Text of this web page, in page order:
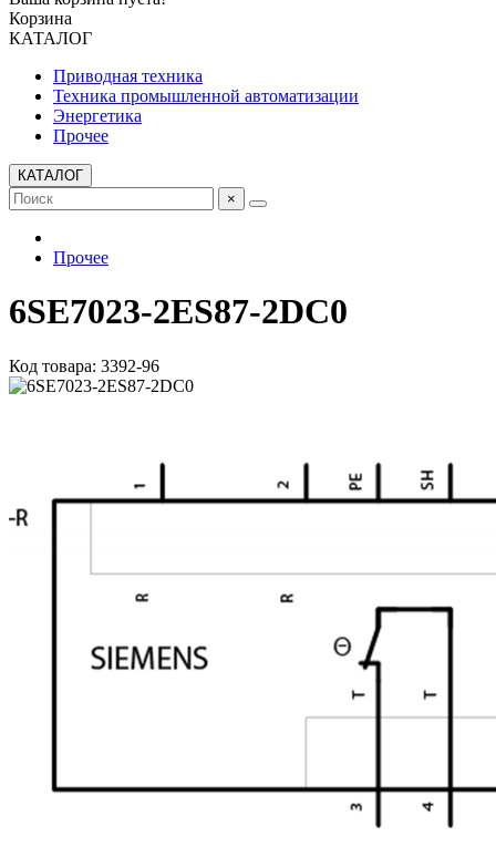
Корзина
КАТАЛОГ
Приводная техника
Техника промышленной автоматизации
Энергетика
Прочее
КАТАЛОГ
×
Прочее
6SE7023-2ES87-2DC0
Код товара: 3392-96